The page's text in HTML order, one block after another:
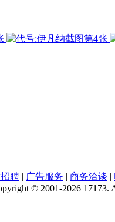
聘 | 广告服务 | 商务洽谈 |
© 2001-2026 17173.